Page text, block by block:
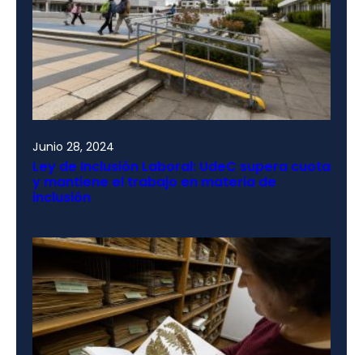
Junio 28, 2024
Ley de Inclusión Laboral: UdeC supera cuota
y mantiene el trabajo en materia de
inclusión